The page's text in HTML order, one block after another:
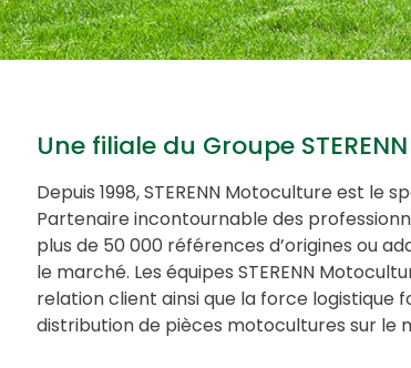
Une filiale du Groupe STERENN
Depuis 1998, STERENN Motoculture est
Partenaire incontournable des
plus de 50 000 références d’origines ou
le marché. Les équipes STERENN
relation client ainsi que la force logistique
distribution de pièces motocultures sur le